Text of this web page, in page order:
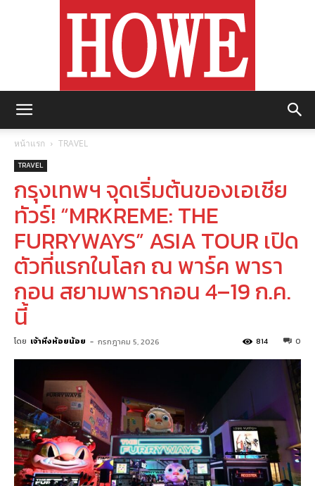
หน้าแรก TRAVEL
TRAVEL
กรุงเทพฯ จุดเริ่มต้นของเอเชีย
ทัวร์! “MRKREME: THE
FURRYWAYS” ASIA TOUR เปิด
ตัวที่แรกในโลก ณ พาร์ค พารา
กอน สยามพารากอน 4–19 ก.ค.
นี้
โดย เจ้าหิ่งห้อยน้อย - กรกฎาคม 5, 2026 0
814